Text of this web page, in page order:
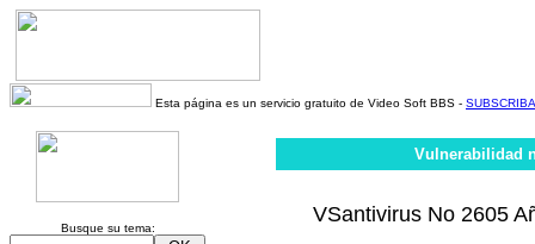
Esta página es un servicio gratuito de Video Soft BBS -
Busque su tema:
Vulnerabilidad
VSantivirus No 2605